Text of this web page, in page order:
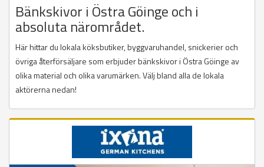
Bänkskivor i Östra Göinge och i
absoluta närområdet.
Här hittar du lokala köksbutiker, byggvaruhandel, snickerier och
övriga återförsäljare som erbjuder bänkskivor i Östra Göinge av
olika material och olika varumärken. Välj bland alla de lokala
aktörerna nedan!